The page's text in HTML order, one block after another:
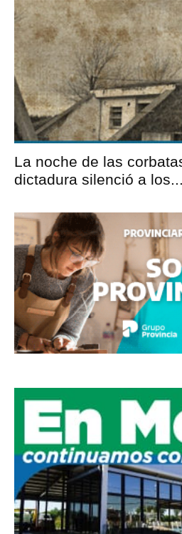
La noche de las
dictadura silenció a los...